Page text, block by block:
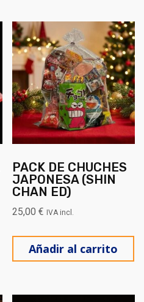
PACK DE CHUCHES
JAPONESA (SHIN
CHAN ED)
25,00€ IVA incl.
Añadir al carrito